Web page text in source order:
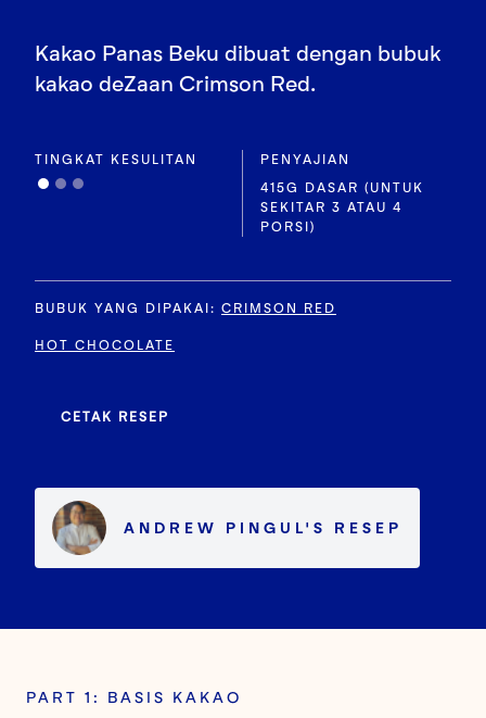
Kakao Panas Beku dibuat dengan bubuk
kakao deZaan Crimson Red.
TINGKAT KESULITAN
PENYAJIAN
415G DASAR (UNTUK
SEKITAR 3 ATAU 4
PORSI)
BUBUK YANG DIPAKAI: CRIMSON RED
HOT CHOCOLATE
CETAK RESEP
ANDREW PINGUL'S RESEP
PART 1: BASIS KAKAO